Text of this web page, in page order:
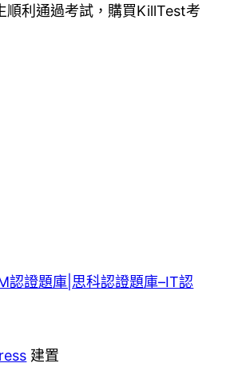
順利通過考試，購買KillTest考
認證題庫|思科認證題庫–IT認
建置